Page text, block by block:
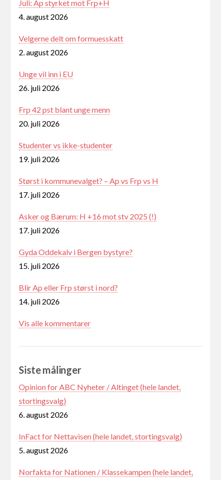
Juli: Ap styrket mot Frp+H
4. august 2026
Velgerne delt om formuesskatt
2. august 2026
Unge vil inn i EU
26. juli 2026
Frp 42 pst blant unge menn
20. juli 2026
Studenter vs ikke-studenter
19. juli 2026
Størst i kommunevalget? – Ap vs Frp vs H
17. juli 2026
Asker og Bærum: H +16 mot stv 2025 (!)
17. juli 2026
Gyda Oddekalv i Bergen bystyre?
15. juli 2026
Blir Ap eller Frp størst i nord?
14. juli 2026
Vis alle kommentarer
Siste målinger
Opinion for ABC Nyheter / Altinget (hele landet,
stortingsvalg)
6. august 2026
InFact for Nettavisen (hele landet, stortingsvalg)
5. august 2026
Norfakta for Nationen / Klassekampen (hele landet,